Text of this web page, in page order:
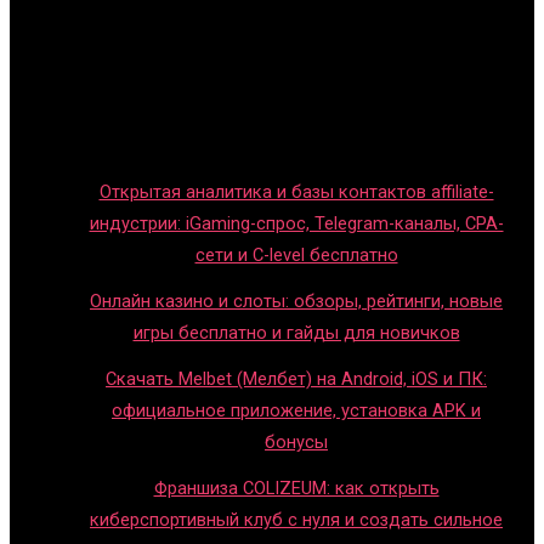
Открытая аналитика и базы контактов affiliate-
индустрии: iGaming-спрос, Telegram-каналы, CPA-
сети и C-level бесплатно
Онлайн казино и слоты: обзоры, рейтинги, новые
игры бесплатно и гайды для новичков
Скачать Melbet (Мелбет) на Android, iOS и ПК:
официальное приложение, установка APK и
бонусы
Франшиза COLIZEUM: как открыть
киберспортивный клуб с нуля и создать сильное